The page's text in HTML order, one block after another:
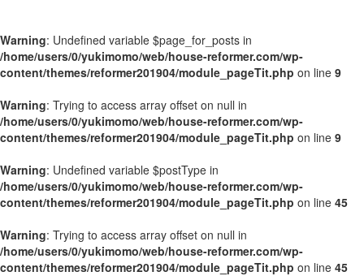
Warning: Undefined variable $page_for_posts in
/home/users/0/yukimomo/web/house-reformer.com/wp-
content/themes/reformer201904/module_pageTit.php on line 9
Warning: Trying to access array offset on null in
/home/users/0/yukimomo/web/house-reformer.com/wp-
content/themes/reformer201904/module_pageTit.php on line 9
Warning: Undefined variable $postType in
/home/users/0/yukimomo/web/house-reformer.com/wp-
content/themes/reformer201904/module_pageTit.php on line 45
Warning: Trying to access array offset on null in
/home/users/0/yukimomo/web/house-reformer.com/wp-
content/themes/reformer201904/module_pageTit.php on line 45